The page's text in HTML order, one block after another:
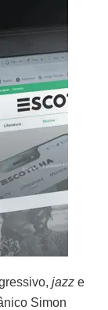
jazz e
Simon